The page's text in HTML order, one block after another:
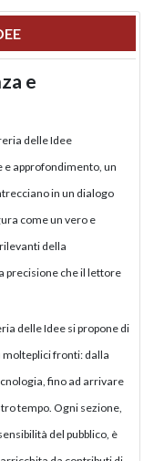
e
delle Idee
approfondimento, un
in un dialogo
come un vero e
della
precisione che il lettore
delle Idee si propone di
molteplici fronti: dalla
fino ad arrivare
tempo. Ogni sezione,
del pubblico, è